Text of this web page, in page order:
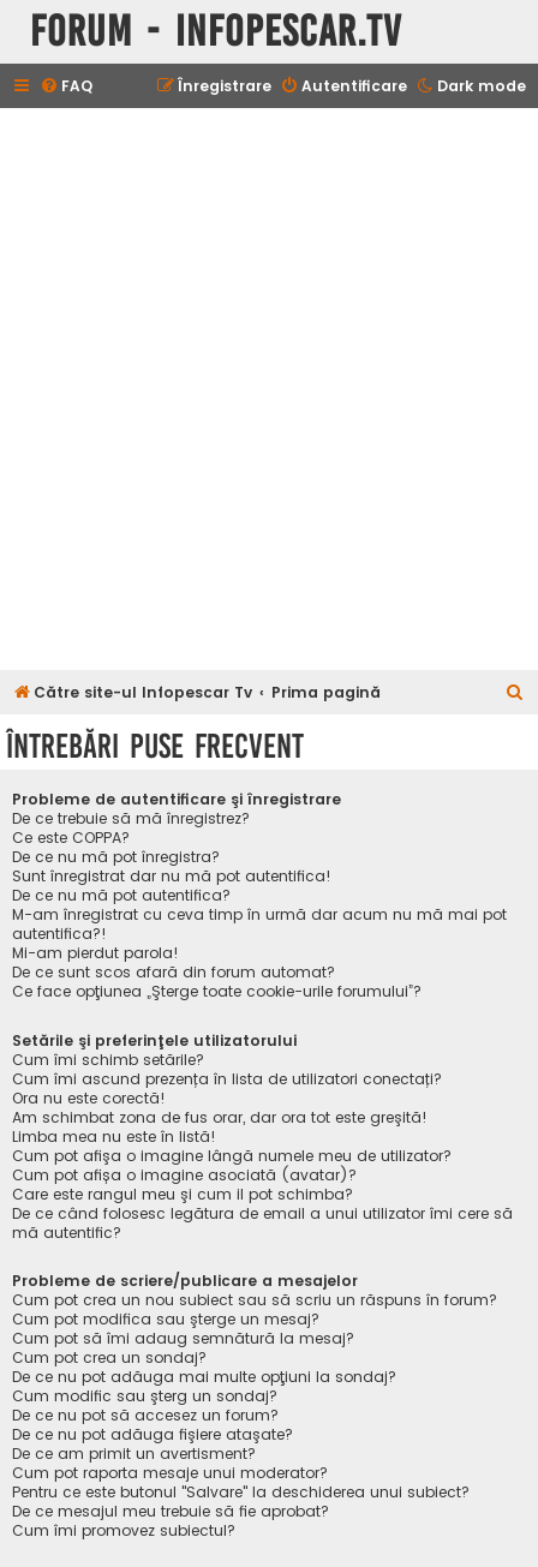
Forum - InfoPescar.Tv
Dark mode
FAQ Autentificare
Înregistrare
Către site-ul Infopescar Tv Prima pagină
Întrebări puse frecvent
Probleme de autentificare şi înregistrare
De ce trebuie să mă înregistrez?
Ce este COPPA?
De ce nu mă pot înregistra?
Sunt înregistrat dar nu mă pot autentifica!
De ce nu mă pot autentifica?
M-am înregistrat cu ceva timp în urmă dar acum nu mă mai pot
autentifica?!
Mi-am pierdut parola!
De ce sunt scos afară din forum automat?
Ce face opţiunea „Şterge toate cookie-urile forumului”?
Setările şi preferinţele utilizatorului
Cum îmi schimb setările?
Cum îmi ascund prezența în lista de utilizatori conectați?
Ora nu este corectă!
Am schimbat zona de fus orar, dar ora tot este greşită!
Limba mea nu este în listă!
Cum pot afişa o imagine lângă numele meu de utilizator?
Cum pot afișa o imagine asociată (avatar)?
Care este rangul meu şi cum il pot schimba?
De ce când folosesc legătura de email a unui utilizator îmi cere să
mă autentific?
Probleme de scriere/publicare a mesajelor
Cum pot crea un nou subiect sau să scriu un răspuns în forum?
Cum pot modifica sau şterge un mesaj?
Cum pot să îmi adaug semnătură la mesaj?
Cum pot crea un sondaj?
De ce nu pot adăuga mai multe opţiuni la sondaj?
Cum modific sau şterg un sondaj?
De ce nu pot să accesez un forum?
De ce nu pot adăuga fişiere ataşate?
De ce am primit un avertisment?
Cum pot raporta mesaje unui moderator?
Pentru ce este butonul "Salvare" la deschiderea unui subiect?
De ce mesajul meu trebuie să fie aprobat?
Cum îmi promovez subiectul?